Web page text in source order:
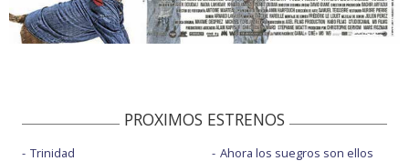
PROXIMOS ESTRENOS
Trinidad
Ahora los suegros son ellos